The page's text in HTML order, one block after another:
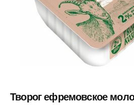
Творог ефремовское